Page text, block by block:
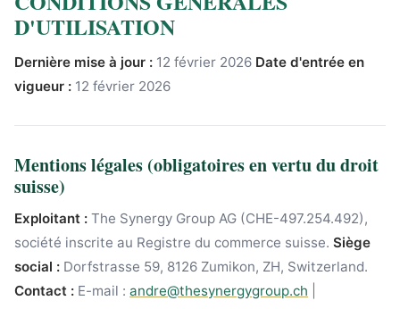
D'UTILISATION
Dernière mise à jour : 12 février 2026 Date d'entrée en
vigueur : 12 février 2026
Mentions légales (obligatoires en vertu du droit
suisse)
Exploitant : The Synergy Group AG (CHE-497.254.492),
société inscrite au Registre du commerce suisse. Siège
social : Dorfstrasse 59, 8126 Zumikon, ZH, Switzerland.
Contact : E-mail : andre@thesynergygroup.ch